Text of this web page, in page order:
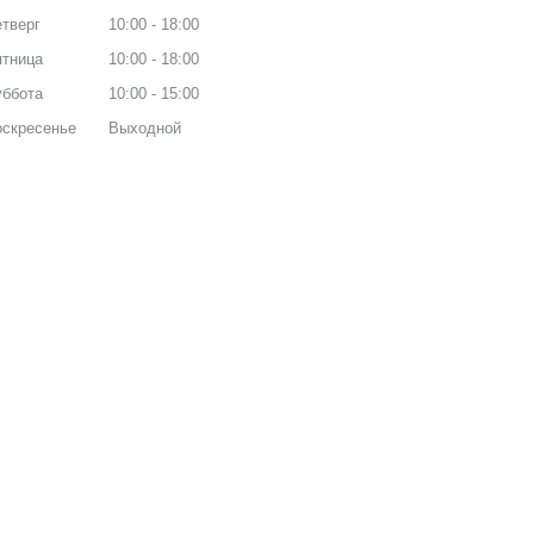
10:00
18:00
10:00
18:00
10:00
15:00
Выходной